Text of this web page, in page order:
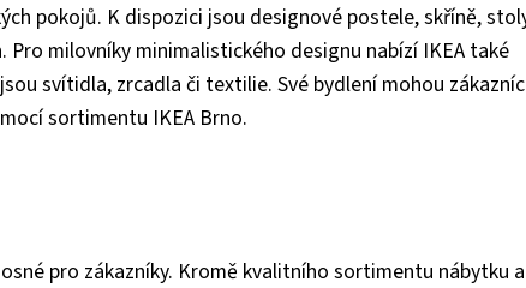
pokojů. K dispozici jsou designové postele, skříně,
milovníky minimalistického designu nabízí IKEA také
svítidla, zrcadla či textilie. Své bydlení mohou
sortimentu IKEA Brno.
pro zákazníky. Kromě kvalitního sortimentu nábytku a